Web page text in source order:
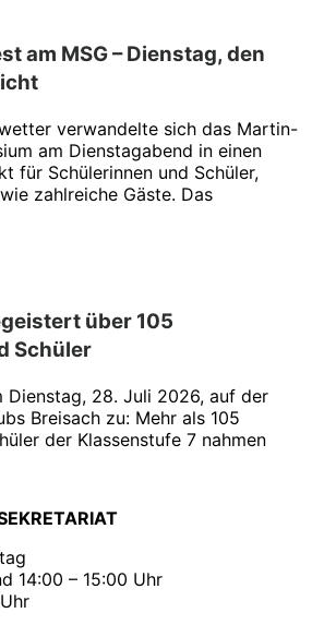
am MSG – Dienstag, den
verwandelte sich das Martin-
am Dienstagabend in einen
für Schülerinnen und Schüler,
zahlreiche Gäste. Das
über 105
Schüler
Dienstag, 28. Juli 2026, auf der
Breisach zu: Mehr als 105
der Klassenstufe 7 nahmen
14:00 – 15:00 Uhr